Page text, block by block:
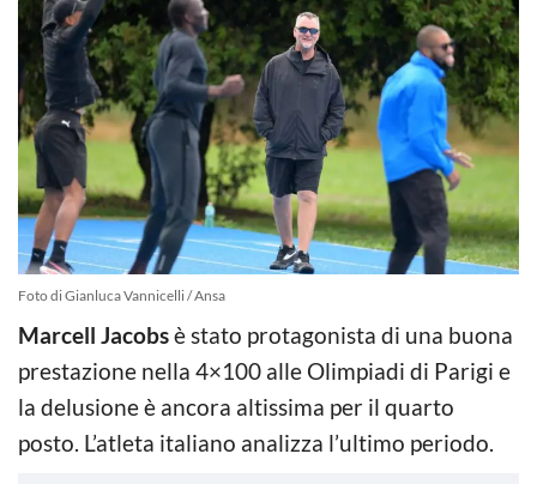
Foto di Gianluca Vannicelli / Ansa
Marcell Jacobsè stato protagonista di una buona
prestazione nella 4×100 alle Olimpiadi di Parigi e
la delusione è ancora altissima per il quarto
posto. L’atleta italiano analizza l’ultimo periodo.